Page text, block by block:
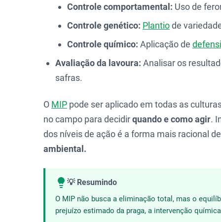
Controle comportamental: Uso de
Controle genético: Plantiode
Controle químico: Aplicação de
Avaliação da lavoura: Analisar os
safras.
O MIP pode ser aplicado em todas as
no campo para decidirquando e como agir.
dos níveis de ação é a forma mais racional
ambiental.
💡 Resumindo
O MIP não busca a eliminação total, mas o
prejuízo estimado da praga, a intervenção